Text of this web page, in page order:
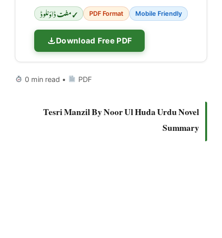
✓ مفت ڈاؤنلوڈ PDF Format Mobile Friendly
Download Free PDF
0 min read • PDF
Tesri Manzil By Noor Ul Huda Urdu Novel
Summary